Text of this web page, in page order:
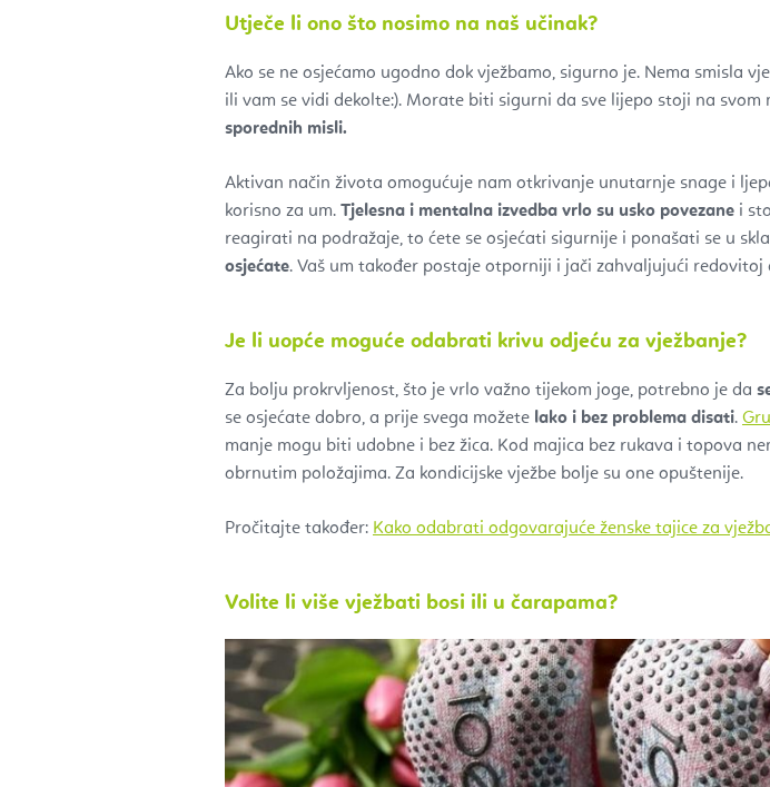
Utječe li ono što nosimo na naš učinak?
Ako se ne osjećamo ugodno dok vježbamo, sigurno je. Nema smisla
ili vam se vidi dekolte:). Morate biti sigurni da sve lijepo stoji na
sporednih misli.
Aktivan način života omogućuje nam otkrivanje unutarnje snage i
korisno za um. Tjelesna i mentalna izvedba vrlo su usko povezane i
reagirati na podražaje, to ćete se osjećati sigurnije i ponašati se u
osjećate. Vaš um također postaje otporniji i jači zahvaljujući redovitoj
Je li uopće moguće odabrati krivu odjeću za vježbanje?
Za bolju prokrvljenost, što je vrlo važno tijekom joge, potrebno je da
se osjećate dobro, a prije svega možete lako i bez problema disati.
manje mogu biti udobne i bez žica. Kod majica bez rukava i topova
obrnutim položajima. Za kondicijske vježbe bolje su one opuštenije.
Pročitajte također: Kako odabrati odgovarajuće ženske tajice za
Volite li više vježbati bosi ili u čarapama?